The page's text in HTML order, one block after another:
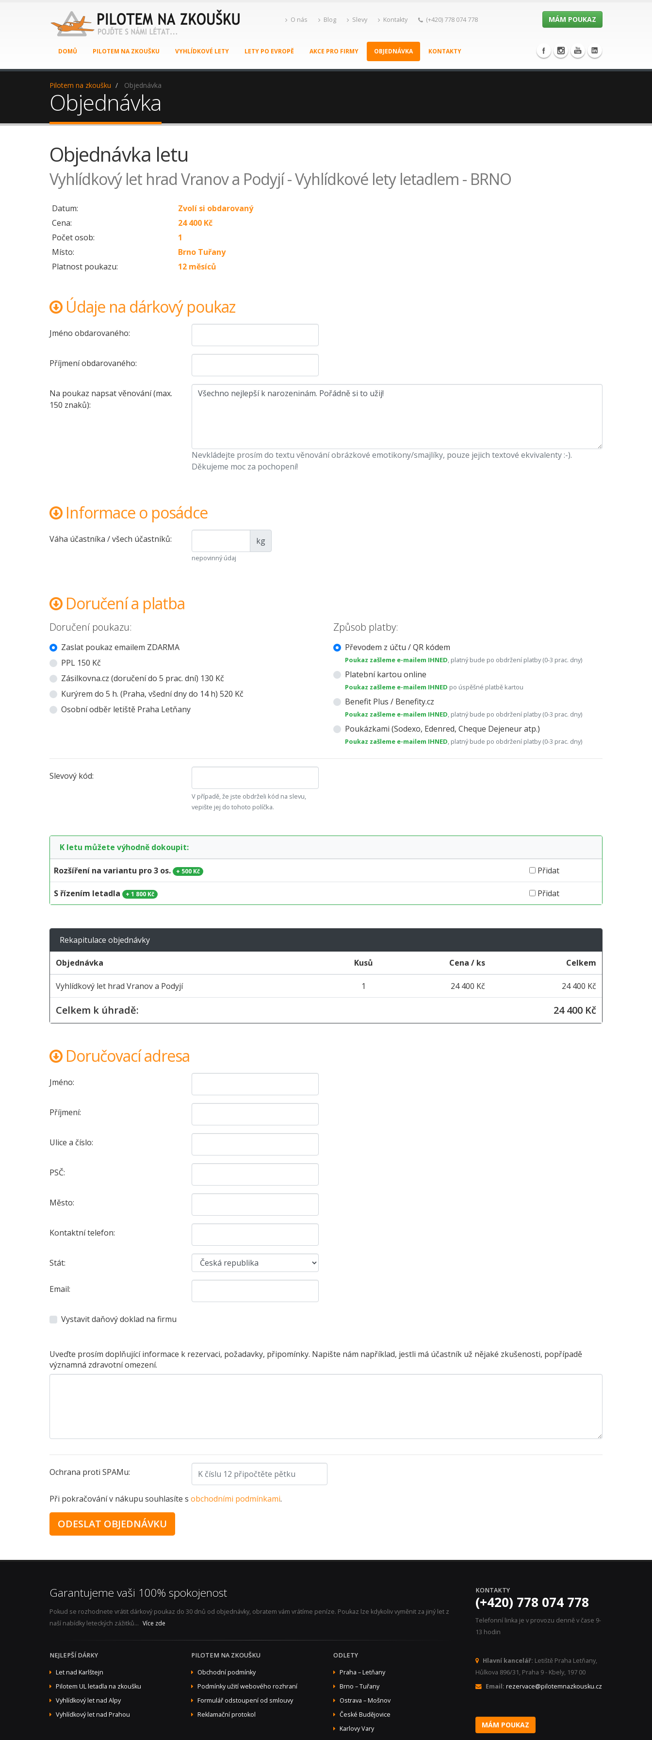
MÁM POUKAZ
O nás Blog Slevy Kontakty (+420) 778 074 778
DOMŮ PILOTEM NA ZKOUŠKU VYHLÍDKOVÉ LETY LETY PO EVROPĚ AKCE PRO FIRMY OBJEDNÁVKA KONTAKTY
Pilotem na zkoušku Objednávka
Objednávka
Objednávka letu
Vyhlídkový let hrad Vranov a Podyjí - Vyhlídkové lety letadlem - BRNO
Datum:
Zvolí si obdarovaný
Cena:
24 400 Kč
Počet osob:
1
Místo:
Brno Tuřany
Platnost poukazu:
12 měsíců
Údaje na dárkový poukaz
Jméno obdarovaného:
Příjmení obdarovaného:
Na poukaz napsat věnování (max.
150 znaků):
Nevkládejte prosím do textu věnování obrázkové emotikony/smajlíky, pouze jejich textové ekvivalenty :-).
Děkujeme moc za pochopení!
Informace o posádce
Váha účastníka / všech účastníků: kg
nepovinný údaj
Doručení a platba
Doručení poukazu:
Zaslat poukaz emailem ZDARMA
PPL 150 Kč
Zásilkovna.cz (doručení do 5 prac. dní) 130 Kč
Kurýrem do 5 h. (Praha, všední dny do 14 h) 520 Kč
Osobní odběr letiště Praha Letňany
Způsob platby:
Převodem z účtu / QR kódem
Poukaz zašleme e-mailem IHNED, platný bude po obdržení platby (0-3 prac. dny)
Platební kartou online
Poukaz zašleme e-mailem IHNED po úspěšné platbě kartou
Benefit Plus / Benefity.cz
Poukaz zašleme e-mailem IHNED, platný bude po obdržení platby (0-3 prac. dny)
Poukázkami (Sodexo, Edenred, Cheque Dejeneur atp.)
Poukaz zašleme e-mailem IHNED, platný bude po obdržení platby (0-3 prac. dny)
Slevový kód:
V případě, že jste obdrželi kód na slevu,
vepište jej do tohoto políčka.
K letu můžete výhodně dokoupit:
Rozšíření na variantu pro 3 os. + 500 Kč Přidat
S řízením letadla +1 800 Kč Přidat
Rekapitulace objednávky
Objednávka Kusů Cena / ks Celkem
Vyhlídkový let hrad Vranov a Podyjí 1 24 400 Kč 24 400 Kč
Celkem k úhradě: 24 400 Kč
Doručovací adresa
Jméno:
Příjmení:
Ulice a číslo:
PSČ:
Město:
Kontaktní telefon:
Stát:
Email:
Vystavit daňový doklad na firmu
Uveďte prosím doplňující informace k rezervaci, požadavky, připomínky. Napište nám například, jestli má účastník už nějaké zkušenosti, popřípadě
významná zdravotní omezení.
Ochrana proti SPAMu:
Při pokračování v nákupu souhlasíte s obchodními podmínkami.
Garantujeme vaši 100% spokojenost
Pokud se rozhodnete vrátit dárkový poukaz do 30 dnů od objednávky, obratem vám vrátíme peníze. Poukaz lze kdykoliv vyměnit za jiný let z
naší nabídky leteckých zážitků... Více zde
NEJLEPŠÍ DÁRKY
Let nad Karlštejn
Pilotem UL letadla na zkoušku
Vyhlídkový let nad Alpy
Vyhlídkový let nad Prahou
PILOTEM NA ZKOUŠKU
Obchodní podmínky
Podmínky užití webového rozhraní
Formulář odstoupení od smlouvy
Reklamační protokol
ODLETY
Praha – Letňany
Brno – Tuřany
Ostrava – Mošnov
České Budějovice
Karlovy Vary
KONTAKTY
(+420) 778 074 778
Telefonní linka je v provozu denně v čase 9-
13 hodin
Hlavní kancelář: Letiště Praha Letňany,
Hůlkova 896/31, Praha 9 - Kbely, 197 00
Email: rezervace@pilotemnazkousku.cz
MÁM POUKAZ